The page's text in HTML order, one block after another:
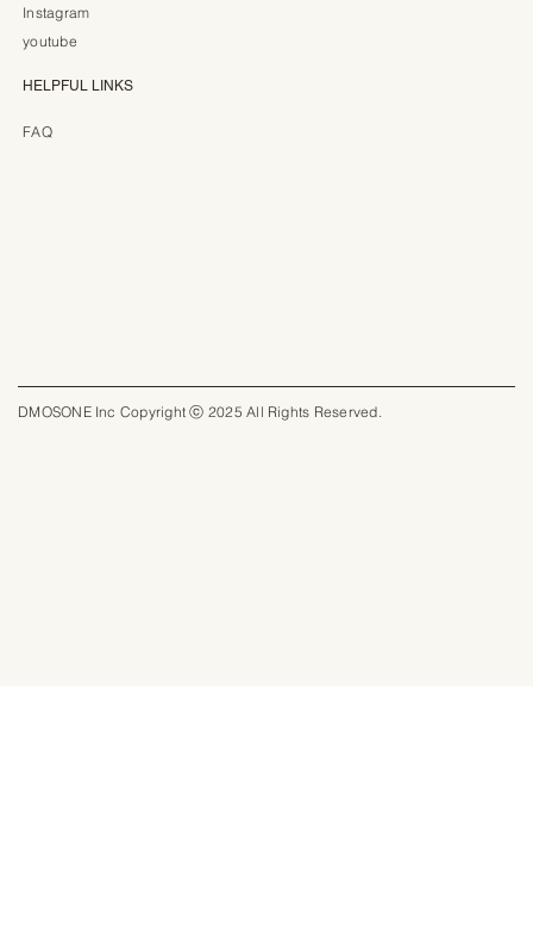
Instagram
youtube
HELPFUL LINKS
FAQ
DMOSONE Inc Copyright ⓒ 2025 All Rights Reserved.​